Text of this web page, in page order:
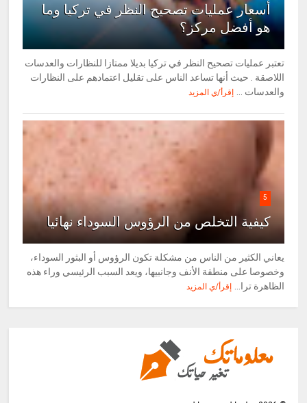
أسعار عمليات تصحيح النظر في تركيا وما
هو أفضل مركز؟
تعتبر عمليات تصحيح النظر في تركيا بديلا ممتازا للنظارات والعدسات
اللاصقة . حيث أنها تساعد الناس على تقليل اعتمادهم على النظارات
والعدسات ...
إقرأ/ي المزيد
5
كيفية التخلص من الرؤوس السوداء نهائيا
يعاني الكثير من الناس من مشكلة تكون الرؤوس أو البثور السوداء،
وخصوصا على منطقة الأنف وجانبيها، ويعد السبب الرئيسي وراء هذه
الظاهرة ترا...
إقرأ/ي المزيد